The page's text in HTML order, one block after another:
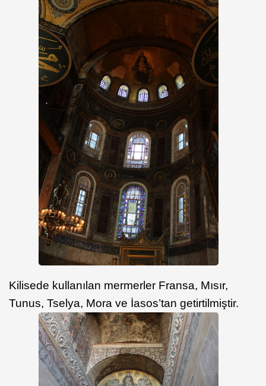
Kilisede kullanılan mermerler Fransa, Mısır,
Tunus, Tselya, Mora ve İasos’tan getirtilmiştir.